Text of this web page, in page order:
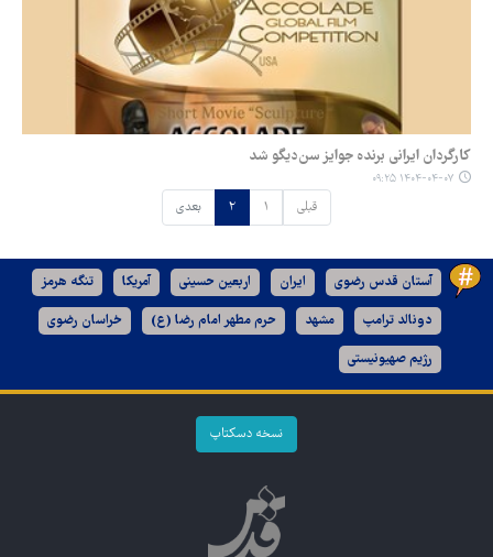
کارگردان ایرانی برنده جوایز سن‌دیگو شد
۱۴۰۴-۰۴-۰۷ ۰۹:۲۵
قبلی ۱ ۲ بعدی
آستان قدس رضوی ایران اربعین حسینی آمریکا تنگه هرمز
دونالد ترامپ مشهد حرم مطهر امام رضا (ع) خراسان رضوی
رژیم صهیونیستی
نسخه دسکتاپ